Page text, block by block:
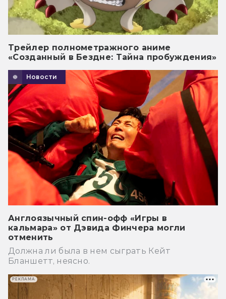
Трейлер полнометражного аниме
«Созданный в Бездне: Тайна пробуждения»
Новости
Англоязычный спин-офф «Игры в
кальмара» от Дэвида Финчера могли
отменить
Должна ли была в нем сыграть Кейт
Бланшетт, неясно.
РЕКЛАМА